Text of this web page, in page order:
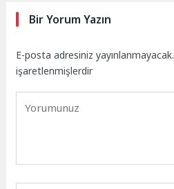
Bir Yorum Yazın
E-posta adresiniz yayınlanmayacak.
işaretlenmişlerdir